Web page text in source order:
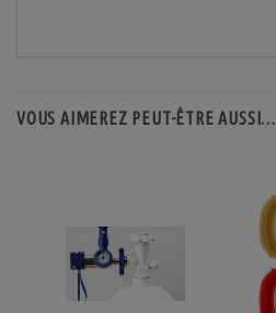
VOUS AIMEREZ PEUT-ÊTRE AUSSI…